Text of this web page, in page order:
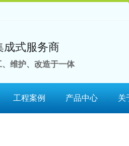
成式服务商
维护、改造于一体
工程案例 产品中心 关